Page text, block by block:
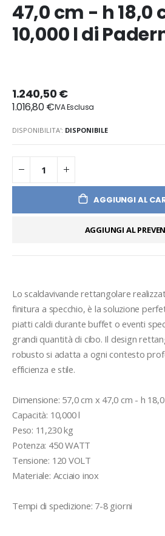
47,0 cm - h 18,0
10,000 l di
1.240,50 €
1.016,80 €
DISPONIBILITA': DISPONIBILE
AGGIUNGI AL
AGGIUNGI AL
Lo scaldavivande rettangolare
finitura a specchio, è la soluzione
piatti caldi durante buffet o eventi
grandi quantità di cibo. Il design
robusto si adatta a ogni contesto
efficienza e stile.
Dimensione: 57,0 cm x 47,0 cm - h
Capacità: 10,000 l
Peso: 11,230 kg
Potenza: 450 WATT
Tensione: 120 VOLT
Materiale: Acciaio inox
Tempi di spedizione: 7-8 giorni